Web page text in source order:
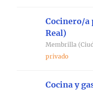
Cocinero/a
Real)
Membrilla
privado
Cocina y